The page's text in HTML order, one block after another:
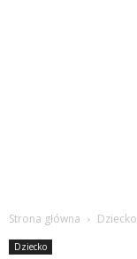
Strona główna Dziecko
Dziecko